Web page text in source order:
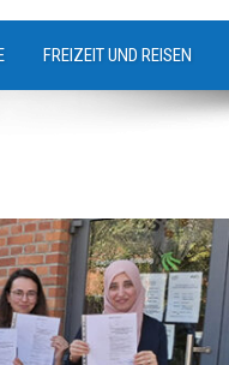
FREIZEIT UND REISEN